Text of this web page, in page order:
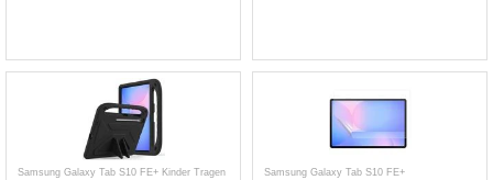
Samsung Galaxy Tab S10 FE+ Kinder Tragen
Samsung Galaxy Tab S10 FE+